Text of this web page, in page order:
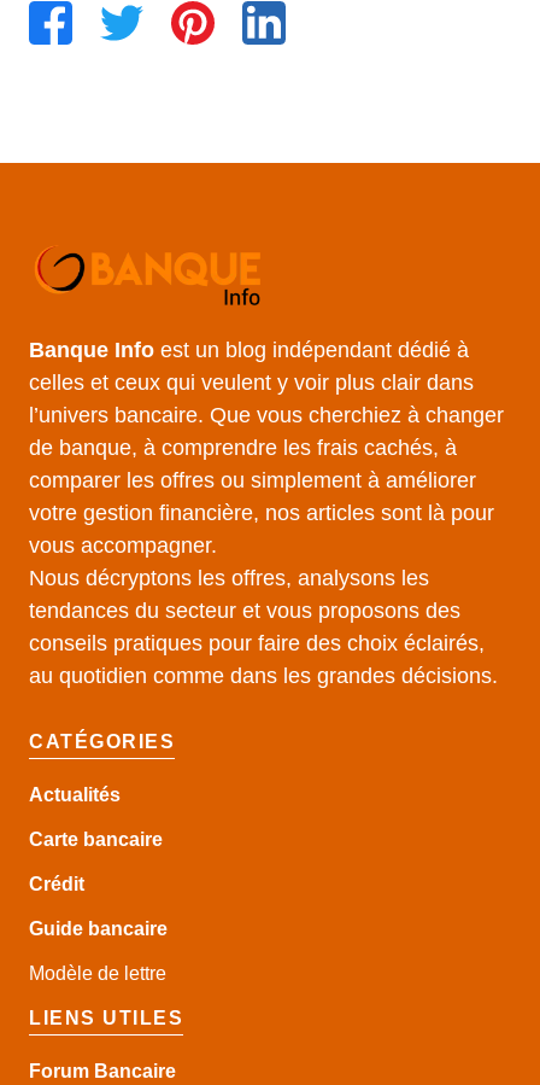
Banque Info est un blog indépendant dédié à
celles et ceux qui veulent y voir plus clair dans
l’univers bancaire. Que vous cherchiez à changer
de banque, à comprendre les frais cachés, à
comparer les offres ou simplement à améliorer
votre gestion financière, nos articles sont là pour
vous accompagner.
Nous décryptons les offres, analysons les
tendances du secteur et vous proposons des
conseils pratiques pour faire des choix éclairés,
au quotidien comme dans les grandes décisions.
CATÉGORIES
Actualités
Carte bancaire
Crédit
Guide bancaire
Modèle de lettre
LIENS UTILES
Forum Bancaire